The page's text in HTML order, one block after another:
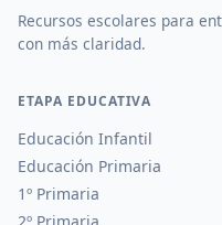
Recursos escolares para
con más claridad.
ETAPA EDUCATIVA
Educación Infantil
Educación Primaria
1º Primaria